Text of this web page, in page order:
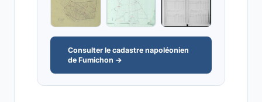
Consulter le cadastre napoléonien
de Fumichon →